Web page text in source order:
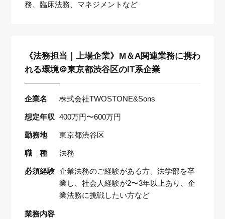
務、臨床法務、マネジメントなど
《法務担当｜上場企業》M＆A関連業務に携わ
れる環境＠東京都渋谷区のIT系企業
企業名 株式会社TWOSTONE&Sons
想定年収 400万円〜600万円
勤務地 東京都渋谷区
職 種 法務
必須経験 企業法務のご経験がある方、法学部を卒
業し、社会人経験が2〜3年以上あり、企
業法務に挑戦したい方など
業務内容